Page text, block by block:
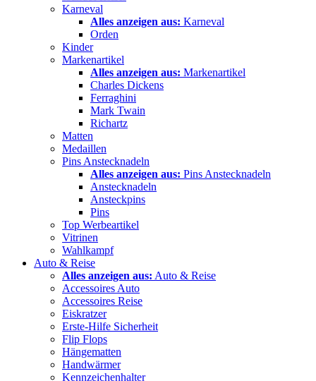
Karneval
Alles anzeigen aus: Karneval
Orden
Kinder
Markenartikel
Alles anzeigen aus: Markenartikel
Charles Dickens
Ferraghini
Mark Twain
Richartz
Matten
Medaillen
Pins Anstecknadeln
Alles anzeigen aus: Pins Anstecknadeln
Anstecknadeln
Ansteckpins
Pins
Top Werbeartikel
Vitrinen
Wahlkampf
Auto & Reise
Alles anzeigen aus: Auto & Reise
Accessoires Auto
Accessoires Reise
Eiskratzer
Erste-Hilfe Sicherheit
Flip Flops
Hängematten
Handwärmer
Kennzeichenhalter